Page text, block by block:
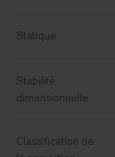
Statique
Stabilité
dimensionnelle
Classification de